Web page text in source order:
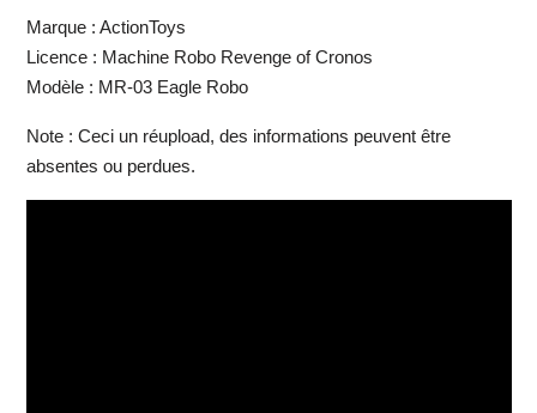
Marque : ActionToys
Licence : Machine Robo Revenge of Cronos
Modèle : MR-03 Eagle Robo
Note : Ceci un réupload, des informations peuvent être
absentes ou perdues.